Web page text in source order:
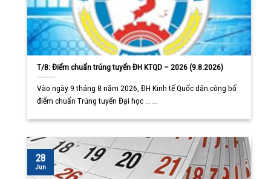
T/B: Điểm chuẩn trúng tuyển ĐH KTQD – 2026 (9.8.2026)
Vào ngày 9 tháng 8 năm 2026, ĐH Kinh tế Quốc dân công bố
điểm chuẩn Trúng tuyển Đại học ... ...
28
Jun